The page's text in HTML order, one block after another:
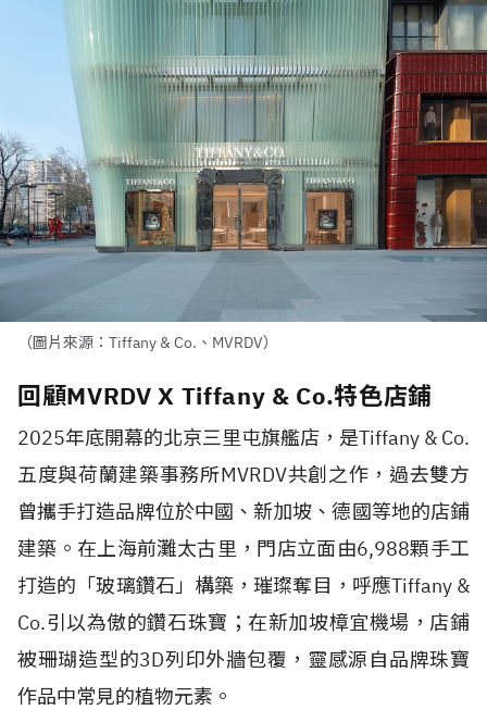
（圖片來源：Tiffany & Co.、MVRDV）
回顧MVRDV X Tiffany & Co.特色店鋪
2025年底開幕的北京三里屯旗艦店，是Tiffany & Co.
五度與荷蘭建築事務所MVRDV共創之作，過去雙方
曾攜手打造品牌位於中國、新加坡、德國等地的店鋪
建築。在上海前灘太古里，門店立面由6,988顆手工
打造的「玻璃鑽石」構築，璀璨奪目，呼應Tiffany &
Co.引以為傲的鑽石珠寶；在新加坡樟宜機場，店鋪
被珊瑚造型的3D列印外牆包覆，靈感源自品牌珠寶
作品中常見的植物元素。